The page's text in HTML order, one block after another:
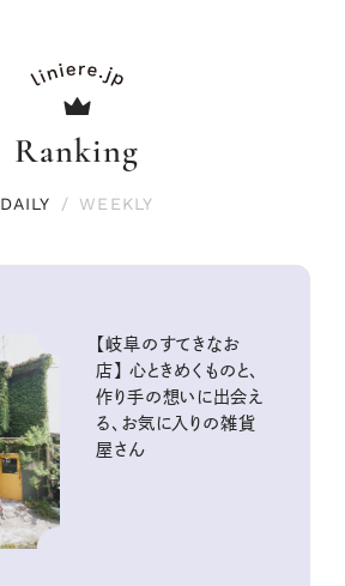
Ranking
DAILY / WEEKLY
【岐阜のすてきなお
店】 心ときめくものと、
作り手の想いに出会え
る、お気に入りの雑貨
屋さん